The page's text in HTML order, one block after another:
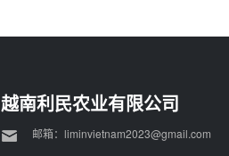
越南利民农业有限公司
邮箱：liminvietnam2023@gmail.com